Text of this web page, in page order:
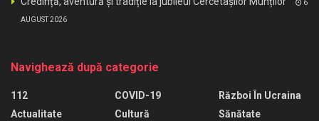
6
AUGUST 2026
Navighează după categorie
112
Actualitate
COVID-19
Cultură
Război În Ucraina
Sănătate